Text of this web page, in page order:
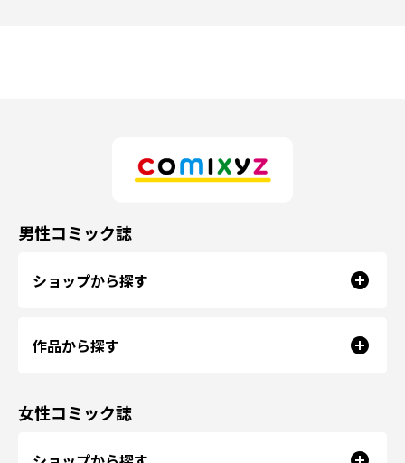
男性コミック誌
ショップから探す
作品から探す
女性コミック誌